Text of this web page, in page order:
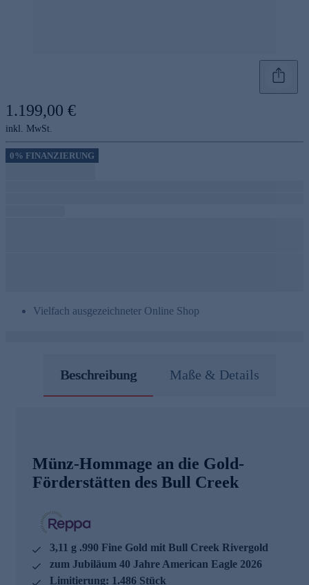
1.199,00 €
inkl. MwSt.
0% FINANZIERUNG
Vielfach ausgezeichneter Online Shop
Beschreibung Maße & Details
Münz-Hommage an die Gold-
Förderstätten des Bull Creek
3,11 g .990 Fine Gold mit Bull Creek Rivergold
zum Jubiläum 40 Jahre American Eagle 2026
Limitierung: 1.486 Stück